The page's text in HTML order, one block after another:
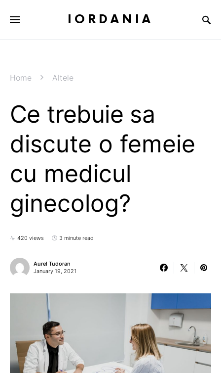
IORDANIA
Home Altele
Ce trebuie sa
discute o femeie
cu medicul
ginecolog?
420 views 3 minute read
Aurel Tudoran
January 19, 2021